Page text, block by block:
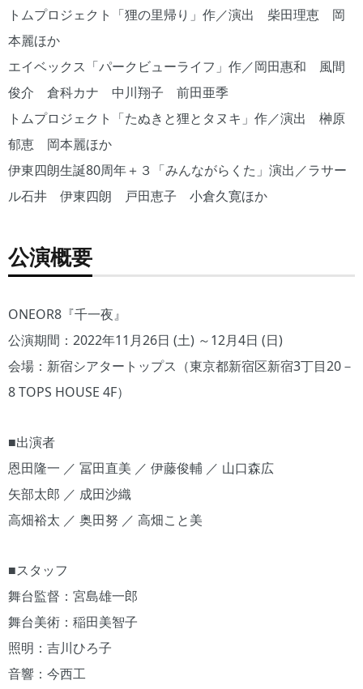
トムプロジェクト「狸の里帰り」作／演出 柴田理恵 岡
本麗ほか
エイベックス「パークビューライフ」作／岡田惠和 風間
俊介 倉科カナ 中川翔子 前田亜季
トムプロジェクト「たぬきと狸とタヌキ」作／演出 榊原
郁恵 岡本麗ほか
伊東四朗生誕80周年＋３「みんながらくた」演出／ラサー
ル石井 伊東四朗 戸田恵子 小倉久寛ほか
公演概要
ONEOR8『千一夜』
公演期間：2022年11月26日 (土) ～12月4日 (日)
会場：新宿シアタートップス（東京都新宿区新宿3丁目20－
8 TOPS HOUSE 4F）
■出演者
恩田隆一 ／ 冨田直美 ／ 伊藤俊輔 ／ 山口森広
矢部太郎 ／ 成田沙織
高畑裕太 ／ 奥田努 ／ 高畑こと美
■スタッフ
舞台監督：宮島雄一郎
舞台美術：稲田美智子
照明：吉川ひろ子
音響：今西工